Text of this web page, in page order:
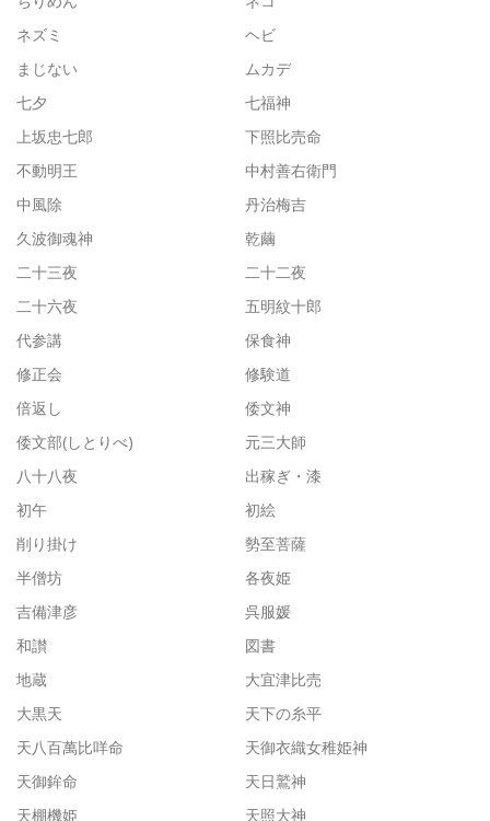
ネズミ
ヘビ
まじない
ムカデ
七夕
七福神
上坂忠七郎
下照比売命
不動明王
中村善右衛門
中風除
丹治梅吉
久波御魂神
乾繭
二十三夜
二十二夜
二十六夜
五明紋十郎
代参講
保食神
修正会
修験道
倍返し
倭文神
倭文部(しとりべ)
元三大師
八十八夜
出稼ぎ・漆
初午
初絵
削り掛け
勢至菩薩
半僧坊
各夜姫
吉備津彦
呉服媛
和讃
図書
地蔵
大宜津比売
大黒天
天下の糸平
天八百萬比咩命
天御衣織女稚姫神
天御鉾命
天日鷲神
天棚機姫
天照大神